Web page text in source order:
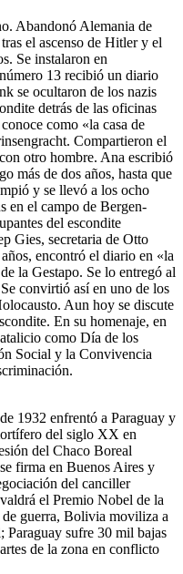
Abandonó Alemania de
el ascenso de Hitler y el
Se instalaron en
13 recibió un diario
se ocultaron de los nazis
detrás de las oficinas
como «la casa de
Compartieron el
otro hombre. Ana escribió
más de dos años, hasta que
y se llevó a los ocho
en el campo de Bergen-
del escondite
Gies, secretaria de Otto
encontró el diario en «la
la Gestapo. Se lo entregó al
convirtió así en uno de los
Aun hoy se discute
En su homenaje, en
como Día de los
Social y la Convivencia
1932 enfrentó a Paraguay y
del siglo XX en
del Chaco Boreal
firma en Buenos Aires y
del canciller
el Premio Nobel de la
de guerra, Bolivia moviliza a
Paraguay sufre 30 mil bajas
de la zona en conflicto